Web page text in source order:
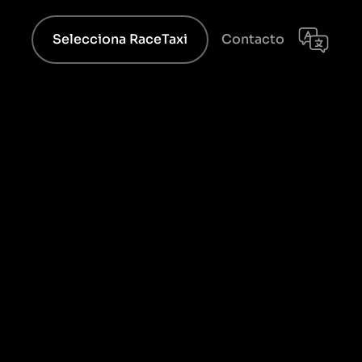
Selecciona RaceTaxi Contacto